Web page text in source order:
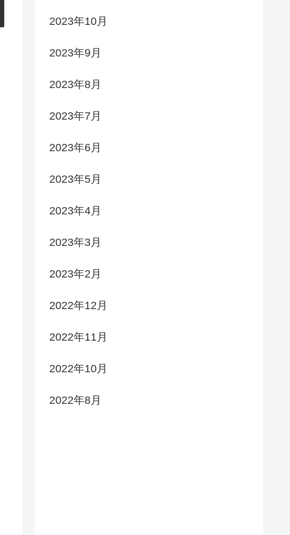
2023年10月
2023年9月
2023年8月
2023年7月
2023年6月
2023年5月
2023年4月
2023年3月
2023年2月
2022年12月
2022年11月
2022年10月
2022年8月